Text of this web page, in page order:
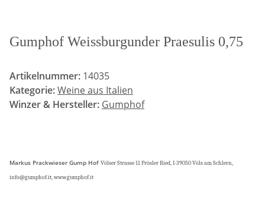
Gumphof Weissburgunder Praesulis 0,75
Artikelnummer: 14035
Kategorie:Weine aus Italien
Winzer & Hersteller: Gumphof
Markus Prackwieser Gump Hof Völser Strasse 11 Prösler Ried, I-39050 Völs am Schlern,
info@gumphof.it, www.gumphof.it